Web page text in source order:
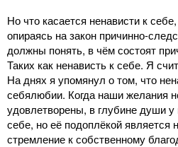
Но что касается ненависти к
опираясь на закон причинно-
должны понять, в чём состоят
Таких как ненависть к себе. Я
На днях я упомянул о том, что
себялюбии. Когда наши желания
удовлетворены, в глубине души у
себе, но её подоплёкой
стремление к собственному